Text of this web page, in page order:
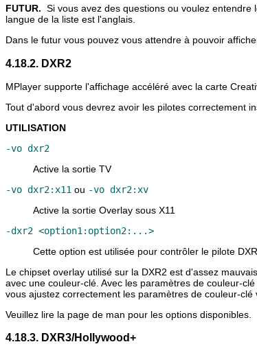
FUTUR. Si vous avez des questions ou voulez
langue de la liste est l'anglais.
Dans le futur vous pouvez vous attendre à pouvoir
4.18.2. DXR2
MPlayer supporte l'affichage accéléré avec la carte
Tout d'abord vous devrez avoir les pilotes correctement
UTILISATION
-vo dxr2
Active la sortie TV
-vo dxr2:x11 ou -vo dxr2:xv
Active la sortie Overlay sous X11
-dxr2 <option1:option2:...>
Cette option est utilisée pour contrôler le pilote
Le chipset overlay utilisé sur la DXR2 est d'assez
avec une couleur-clé. Avec les paramètres de couleur-
vous ajustez correctement les paramètres de couleur-
Veuillez lire la page de man pour les options disponibles.
4.18.3. DXR3/Hollywood+